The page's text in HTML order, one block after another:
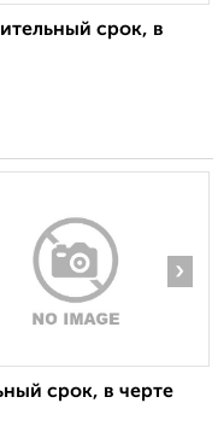
срок, в
›
срок, в черте